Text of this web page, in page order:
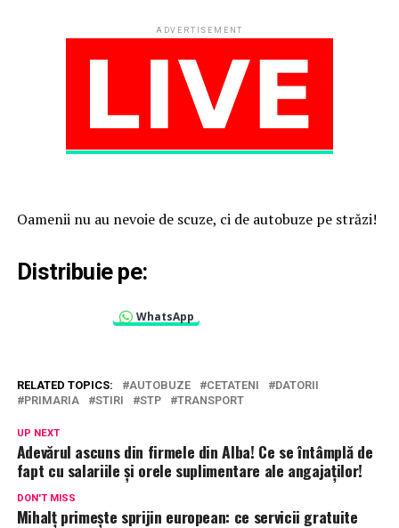
ADVERTISEMENT
Oamenii nu au nevoie de scuze, ci de autobuze pe străzi!
Distribuie pe:
WhatsApp
RELATED TOPICS: AUTOBUZE CETATENI
DATORII
PRIMARIA
STIRI STP TRANSPORT
UP NEXT
Adevărul ascuns din firmele din Alba! Ce se întâmplă de
fapt cu salariile și orele suplimentare ale angajaților!
DON'T MISS
Mihalț primește sprijin european: ce servicii gratuite